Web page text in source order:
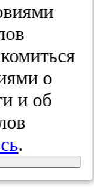
о
и об
.